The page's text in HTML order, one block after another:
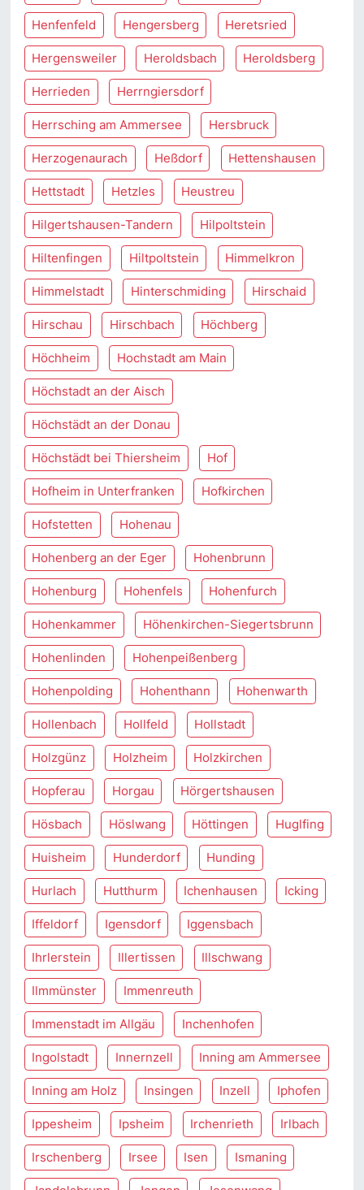
Henfenfeld Hengersberg Heretsried
Hergensweiler Heroldsbach Heroldsberg
Herrieden Herrngiersdorf
Herrsching am Ammersee Hersbruck
Herzogenaurach Heßdorf Hettenshausen
Hettstadt Hetzles Heustreu
Hilgertshausen-Tandern Hilpoltstein
Hiltenfingen Hiltpoltstein Himmelkron
Himmelstadt Hinterschmiding Hirschaid
Hirschau Hirschbach Höchberg
Höchheim Hochstadt am Main
Höchstadt an der Aisch
Höchstädt an der Donau
Höchstädt bei Thiersheim Hof
Hofheim in Unterfranken Hofkirchen
Hofstetten Hohenau
Hohenberg an der Eger Hohenbrunn
Hohenburg Hohenfels Hohenfurch
Hohenkammer Höhenkirchen-Siegertsbrunn
Hohenlinden Hohenpeißenberg
Hohenpolding Hohenthann Hohenwarth
Hollenbach Hollfeld Hollstadt
Holzgünz Holzheim Holzkirchen
Hopferau Horgau Hörgertshausen
Hösbach Höslwang Höttingen Huglfing
Huisheim Hunderdorf Hunding
Hurlach Hutthurm Ichenhausen Icking
Iffeldorf Igensdorf Iggensbach
Ihrlerstein Illertissen Illschwang
Ilmmünster Immenreuth
Immenstadt im Allgäu Inchenhofen
Ingolstadt Innernzell Inning am Ammersee
Inning am Holz Insingen Inzell Iphofen
Ippesheim Ipsheim Irchenrieth Irlbach
Irschenberg Irsee Isen Ismaning